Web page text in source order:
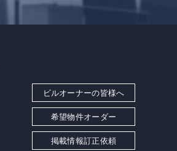
ビルオーナーの皆様へ
希望物件オーダー
掲載情報訂正依頼